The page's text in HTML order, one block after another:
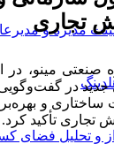
مدیره و
و تحلیل فضای
تجاری
صنعتی مینو، در
جدید در
ساختاری و
تجاری تأکید کرد.